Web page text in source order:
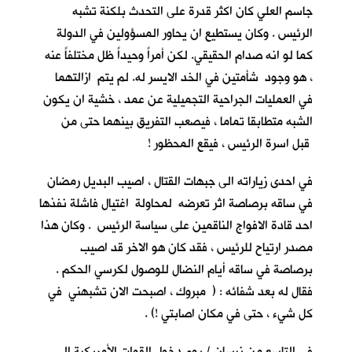
جاسم العلي كان اكثر قدرة على التحدث بلكنة تشبه
الرئيس . وكان يستطيع ان يحاور المسؤولين في الدولة
كما لو انه صدام الحقيقي. لكن أمراً وحيداً ظل مختلفاً عنه
، هو وجود شأمتين في الخد الايسر له. لم يتم ازالتهما
في العمليات الجراحية التجميلية عن عمد ، خشية ان يكون
الشبه متطابقا تماما ، فيصعب التفريق بينهما حتى من
قبل اسرة الرئيس ، فيقع المحظور !
في احدى زياراته الى جبهات القتال ، اصيب البديل رمضان
في ساقه برصاصة اثر تعرضه لمحاولة اغتيال فاشلة نفذها
احد قادة الافواج الناقمين على سياسة الرئيس . وكان هذا
مصدر ارتياح للرئيس ، فقد كان هو الاخر قد اصيب
برصاصة في ساقه أيام النضال للوصول لكرسي الحكم .
فقال له بعد شفائه : ( مبروك ، اصبحت الان تشبهني في
كل شيء ، حتى في مكان اصابتي !) .